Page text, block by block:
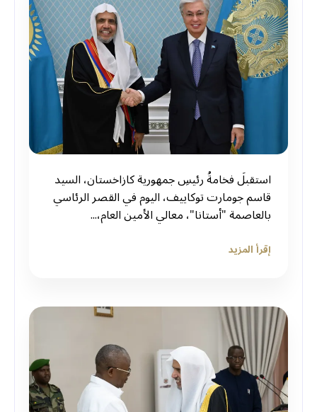
استقبلَ فخامةُ رئيسِ جمهورية كازاخستان، السيد
قاسم جومارت توكاييف، اليوم في القصر الرئاسي
بالعاصمة "أستانا"، معالي الأمين العام،...
إقرأ المزيد